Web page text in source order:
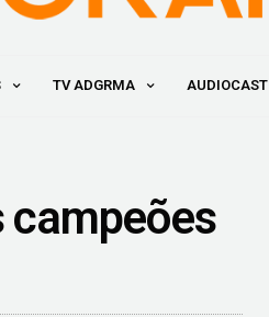
TV ADGRMA AUDIOCAST
campeões